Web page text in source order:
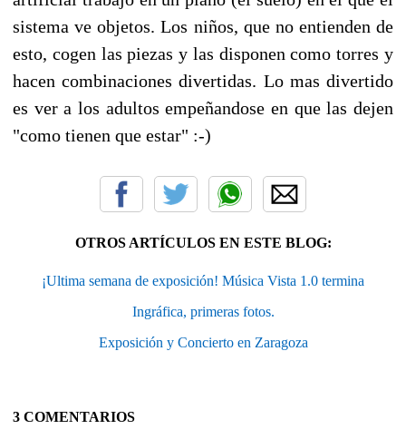
sistema ve objetos. Los niños, que no entienden de
esto, cogen las piezas y las disponen como torres y
hacen combinaciones divertidas. Lo mas divertido
es ver a los adultos empeñandose en que las dejen
"como tienen que estar" :-)
OTROS ARTÍCULOS EN ESTE BLOG:
¡Ultima semana de exposición! Música Vista 1.0 termina
Ingráfica, primeras fotos.
Exposición y Concierto en Zaragoza
3 COMENTARIOS